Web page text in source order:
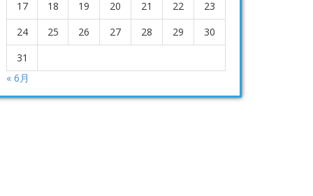
17
18 19 20 21 22
23
24
25 26 27 28 29
30
31
« 6月